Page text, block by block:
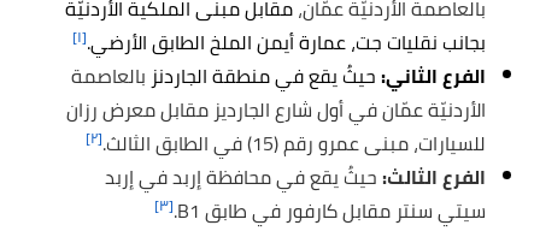
بالعاصمة الأردنيّة عمّان،مقابل مبنى الملكية الأردنيّة
بجانب نقليات جت، عمارة أيمن الملخ الطابق الأرضي.[١]
الفرع الثاني:حيثُ يقع في منطقة الجاردنز بالعاصمة
الأردنيّة عمّان في أول شارع الجارديز مقابل معرض رزان
للسيارات، مبنى عمرو رقم (15) في الطابق الثالث.
[٢]
الفرع الثالث: حيثُ يقع في محافظة إربد في إربد
سيتي سنتر مقابل كارفور في طابق B1.
[٣]